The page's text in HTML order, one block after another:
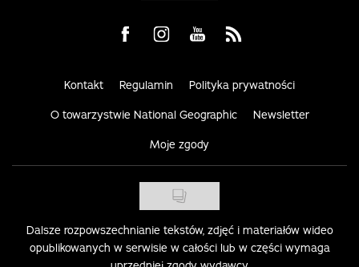
Visit us on Facebook
Visit us on Instagram
Visit us on Youtube
Visit us on Rss
Kontakt Regulamin Polityka prywatności
O towarzystwie National Geographic Newsletter
Moje zgody
Dalsze rozpowszechnianie tekstów, zdjęć i materiałów wideo
opublikowanych w serwisie w całości lub w części wymaga